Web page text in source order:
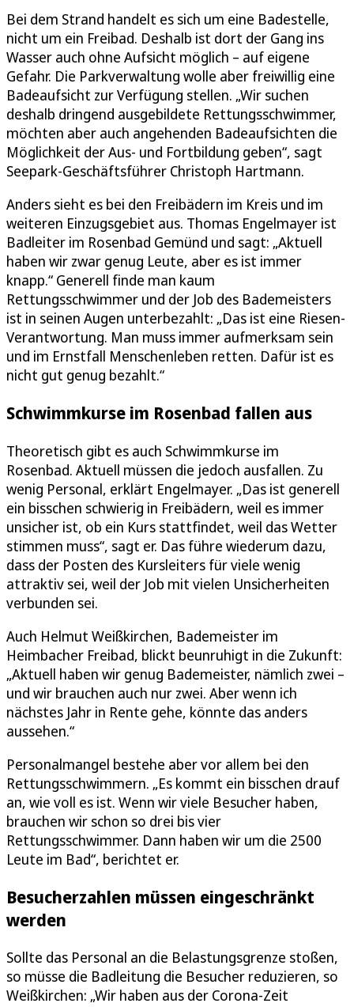
Bei dem Strand handelt es sich um eine Badestelle,
nicht um ein Freibad. Deshalb ist dort der Gang ins
Wasser auch ohne Aufsicht möglich – auf eigene
Gefahr. Die Parkverwaltung wolle aber freiwillig eine
Badeaufsicht zur Verfügung stellen. „Wir suchen
deshalb dringend ausgebildete Rettungsschwimmer,
möchten aber auch angehenden Badeaufsichten die
Möglichkeit der Aus- und Fortbildung geben“, sagt
Seepark-Geschäftsführer Christoph Hartmann.
Anders sieht es bei den Freibädern im Kreis und im
weiteren Einzugsgebiet aus. Thomas Engelmayer ist
Badleiter im Rosenbad Gemünd und sagt: „Aktuell
haben wir zwar genug Leute, aber es ist immer
knapp.“ Generell finde man kaum
Rettungsschwimmer und der Job des Bademeisters
ist in seinen Augen unterbezahlt: „Das ist eine Riesen-
Verantwortung. Man muss immer aufmerksam sein
und im Ernstfall Menschenleben retten. Dafür ist es
nicht gut genug bezahlt.“
Schwimmkurse im Rosenbad fallen aus
Theoretisch gibt es auch Schwimmkurse im
Rosenbad. Aktuell müssen die jedoch ausfallen. Zu
wenig Personal, erklärt Engelmayer. „Das ist generell
ein bisschen schwierig in Freibädern, weil es immer
unsicher ist, ob ein Kurs stattfindet, weil das Wetter
stimmen muss“, sagt er. Das führe wiederum dazu,
dass der Posten des Kursleiters für viele wenig
attraktiv sei, weil der Job mit vielen Unsicherheiten
verbunden sei.
Auch Helmut Weißkirchen, Bademeister im
Heimbacher Freibad, blickt beunruhigt in die Zukunft:
„Aktuell haben wir genug Bademeister, nämlich zwei –
und wir brauchen auch nur zwei. Aber wenn ich
nächstes Jahr in Rente gehe, könnte das anders
aussehen.“
Personalmangel bestehe aber vor allem bei den
Rettungsschwimmern. „Es kommt ein bisschen drauf
an, wie voll es ist. Wenn wir viele Besucher haben,
brauchen wir schon so drei bis vier
Rettungsschwimmer. Dann haben wir um die 2500
Leute im Bad“, berichtet er.
Besucherzahlen müssen eingeschränkt
werden
Sollte das Personal an die Belastungsgrenze stoßen,
so müsse die Badleitung die Besucher reduzieren, so
Weißkirchen: „Wir haben aus der Corona-Zeit